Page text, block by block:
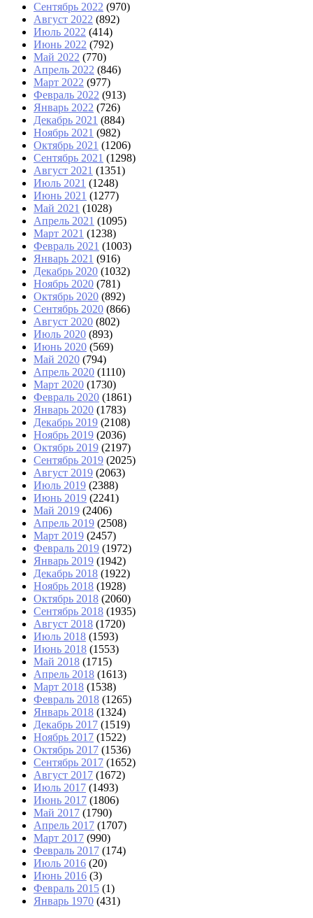
Сентябрь 2022 (970)
Август 2022 (892)
Июль 2022 (414)
Июнь 2022 (792)
Май 2022 (770)
Апрель 2022 (846)
Март 2022 (977)
Февраль 2022 (913)
Январь 2022 (726)
Декабрь 2021 (884)
Ноябрь 2021 (982)
Октябрь 2021 (1206)
Сентябрь 2021 (1298)
Август 2021 (1351)
Июль 2021 (1248)
Июнь 2021 (1277)
Май 2021 (1028)
Апрель 2021 (1095)
Март 2021 (1238)
Февраль 2021 (1003)
Январь 2021 (916)
Декабрь 2020 (1032)
Ноябрь 2020 (781)
Октябрь 2020 (892)
Сентябрь 2020 (866)
Август 2020 (802)
Июль 2020 (893)
Июнь 2020 (569)
Май 2020 (794)
Апрель 2020 (1110)
Март 2020 (1730)
Февраль 2020 (1861)
Январь 2020 (1783)
Декабрь 2019 (2108)
Ноябрь 2019 (2036)
Октябрь 2019 (2197)
Сентябрь 2019 (2025)
Август 2019 (2063)
Июль 2019 (2388)
Июнь 2019 (2241)
Май 2019 (2406)
Апрель 2019 (2508)
Март 2019 (2457)
Февраль 2019 (1972)
Январь 2019 (1942)
Декабрь 2018 (1922)
Ноябрь 2018 (1928)
Октябрь 2018 (2060)
Сентябрь 2018 (1935)
Август 2018 (1720)
Июль 2018 (1593)
Июнь 2018 (1553)
Май 2018 (1715)
Апрель 2018 (1613)
Март 2018 (1538)
Февраль 2018 (1265)
Январь 2018 (1324)
Декабрь 2017 (1519)
Ноябрь 2017 (1522)
Октябрь 2017 (1536)
Сентябрь 2017 (1652)
Август 2017 (1672)
Июль 2017 (1493)
Июнь 2017 (1806)
Май 2017 (1790)
Апрель 2017 (1707)
Март 2017 (990)
Февраль 2017 (174)
Июль 2016 (20)
Июнь 2016 (3)
Февраль 2015 (1)
Январь 1970 (431)